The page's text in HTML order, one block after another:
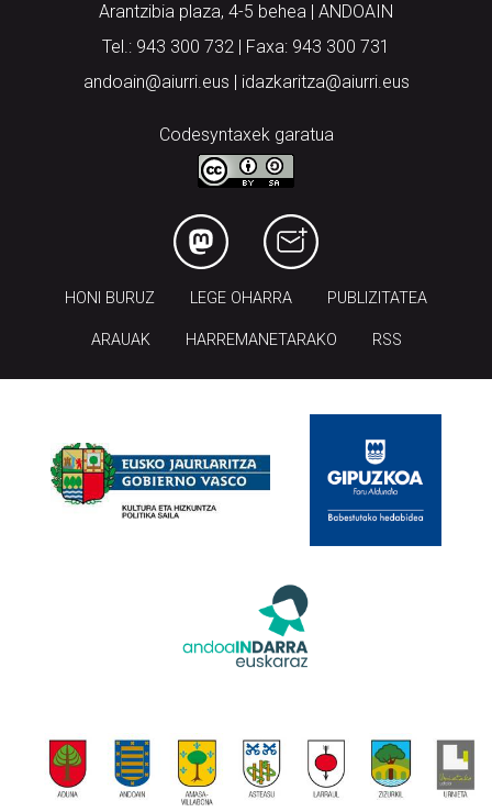
Arantzibia plaza, 4-5 behea | ANDOAIN
Tel.: 943 300 732 | Faxa: 943 300 731
andoain@aiurri.eus | idazkaritza@aiurri.eus
Codesyntaxek garatua
HONI BURUZ LEGE OHARRA PUBLIZITATEA
ARAUAK HARREMANETARAKO RSS